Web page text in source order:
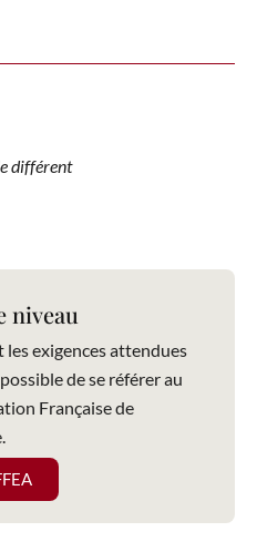
différent
niveau
exigences attendues
de se référer au
Française de